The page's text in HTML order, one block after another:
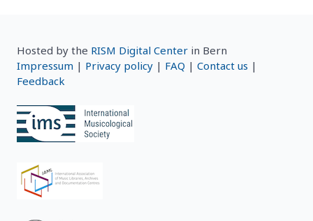
Hosted by the RISM Digital Center in Bern
Impressum | Privacy policy | FAQ | Contact us |
Feedback